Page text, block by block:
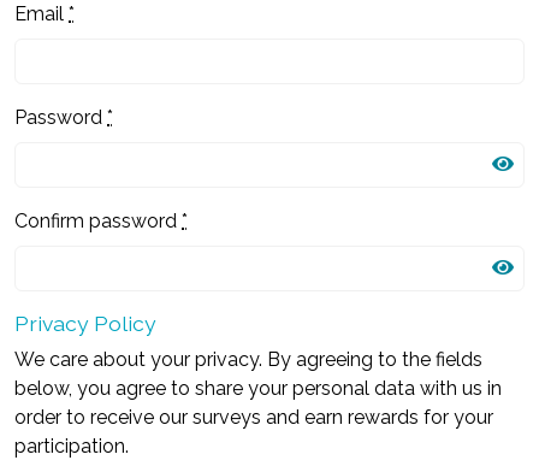
Email *
Password *
Confirm password *
Privacy Policy
We care about your privacy. By agreeing to the fields
below, you agree to share your personal data with us in
order to receive our surveys and earn rewards for your
participation.